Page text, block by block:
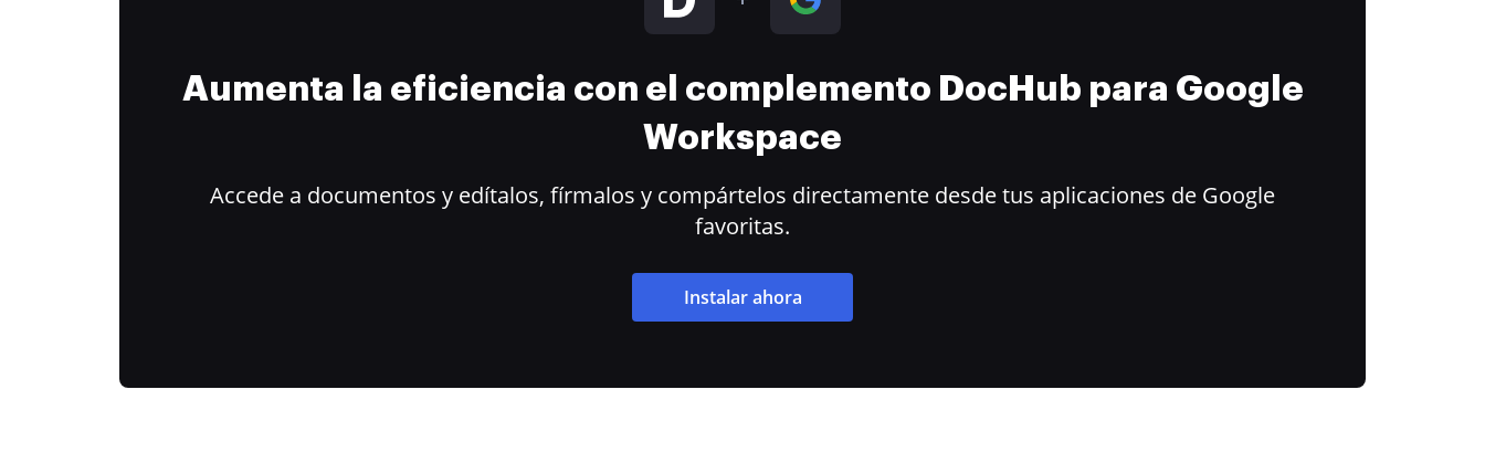
Aumenta la eficiencia con el complemento DocHub para Google
Workspace
Accede a documentos y edítalos, fírmalos y compártelos directamente desde tus aplicaciones de Google
favoritas.
Instalar ahora